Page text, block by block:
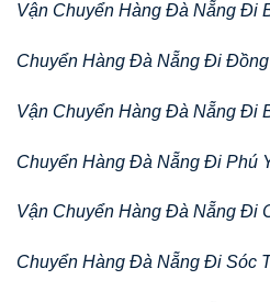
Vận Chuyển Hàng Đà Nẵng Đi
Chuyển Hàng Đà Nẵng Đi
Vận Chuyển Hàng Đà Nẵng Đi
Chuyển Hàng Đà Nẵng Đi Phú
Vận Chuyển Hàng Đà Nẵng Đi
Chuyển Hàng Đà Nẵng Đi Sóc